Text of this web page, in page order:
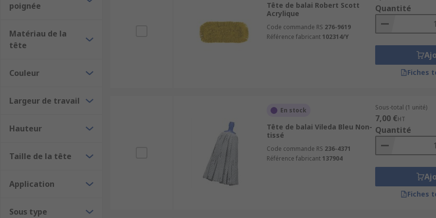
RS propose une gamme de balais serpillières et de balayeuses professionnels de grandes marques comme
Vileda ... à des prix compétitifs. Quelles que soient vos exigences de nettoyage et d'entretien, nous disposons de
besoins.
poignée
Matériau de la
tête
Couleur
Largeur de travail
Hauteur
Taille de la tête
Application
Sous type
Tête de balai Robert Scott
Acrylique
Code commande RS 276-9619
Référence fabricant 102314/Y
Quantité
Fiches
En stock
Tête de balai Vileda Bleu Non-
tissé
Code commande RS 236-4371
Référence fabricant 137904
Sous-total (1 unité)
7,00 €HT
Quantité
Fiches